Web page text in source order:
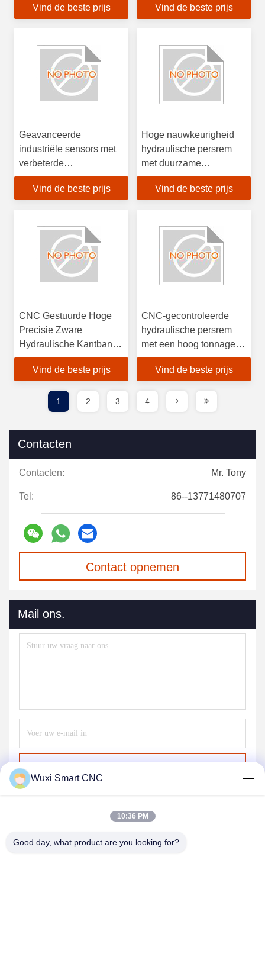
roestvrij staal
Vind de beste prijs
Vind de beste prijs
Geavanceerde
industriële sensors met
verbeterde
nauwkeurigheid,
robuuste duurzaamheid
Vind de beste prijs
Hoge nauwkeurigheid
hydraulische persrem
met duurzame
constructie en realtime
data-streaming voor
Vind de beste prijs
CNC Gestuurde Hoge
Precisie Zware
Hydraulische Kantbank
en Buigmachine
Vind de beste prijs
CNC-gecontroleerde
hydraulische persrem
met een hoog tonnage
voor precisiebuiging
Vind de beste prijs
1 2 3 4
Contacten
Contacten: Mr. Tony
Tel: 86--13771480707
Contact opnemen
Mail ons.
Wuxi Smart CNC
10:36 PM
Good day, what product are you looking for?